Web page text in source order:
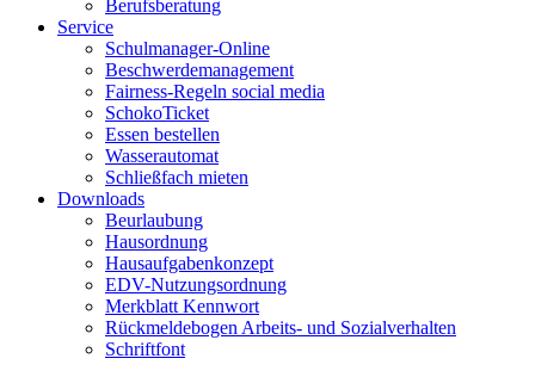
Berufsberatung
Service
Schulmanager-Online
Beschwerdemanagement
Fairness-Regeln social media
SchokoTicket
Essen bestellen
Wasserautomat
Schließfach mieten
Downloads
Beurlaubung
Hausordnung
Hausaufgabenkonzept
EDV-Nutzungsordnung
Merkblatt Kennwort
Rückmeldebogen Arbeits- und Sozialverhalten
Schriftfont